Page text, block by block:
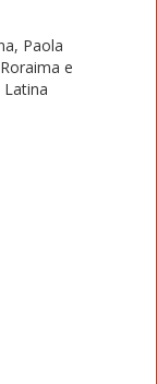
Paola
e